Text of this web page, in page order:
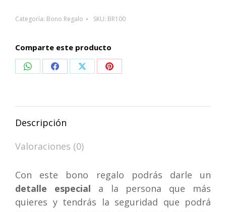
cantidad
Categoría: Bono Regalo SKU: BR100
Comparte este producto
Compartir
WhatsApp
Compartir
Facebook
Compartir
X
Compartir
Pinterest
Descripción
Valoraciones (0)
Con este bono regalo podrás darle un
detalle especial a la persona que más
quieres y tendrás la seguridad que podrá